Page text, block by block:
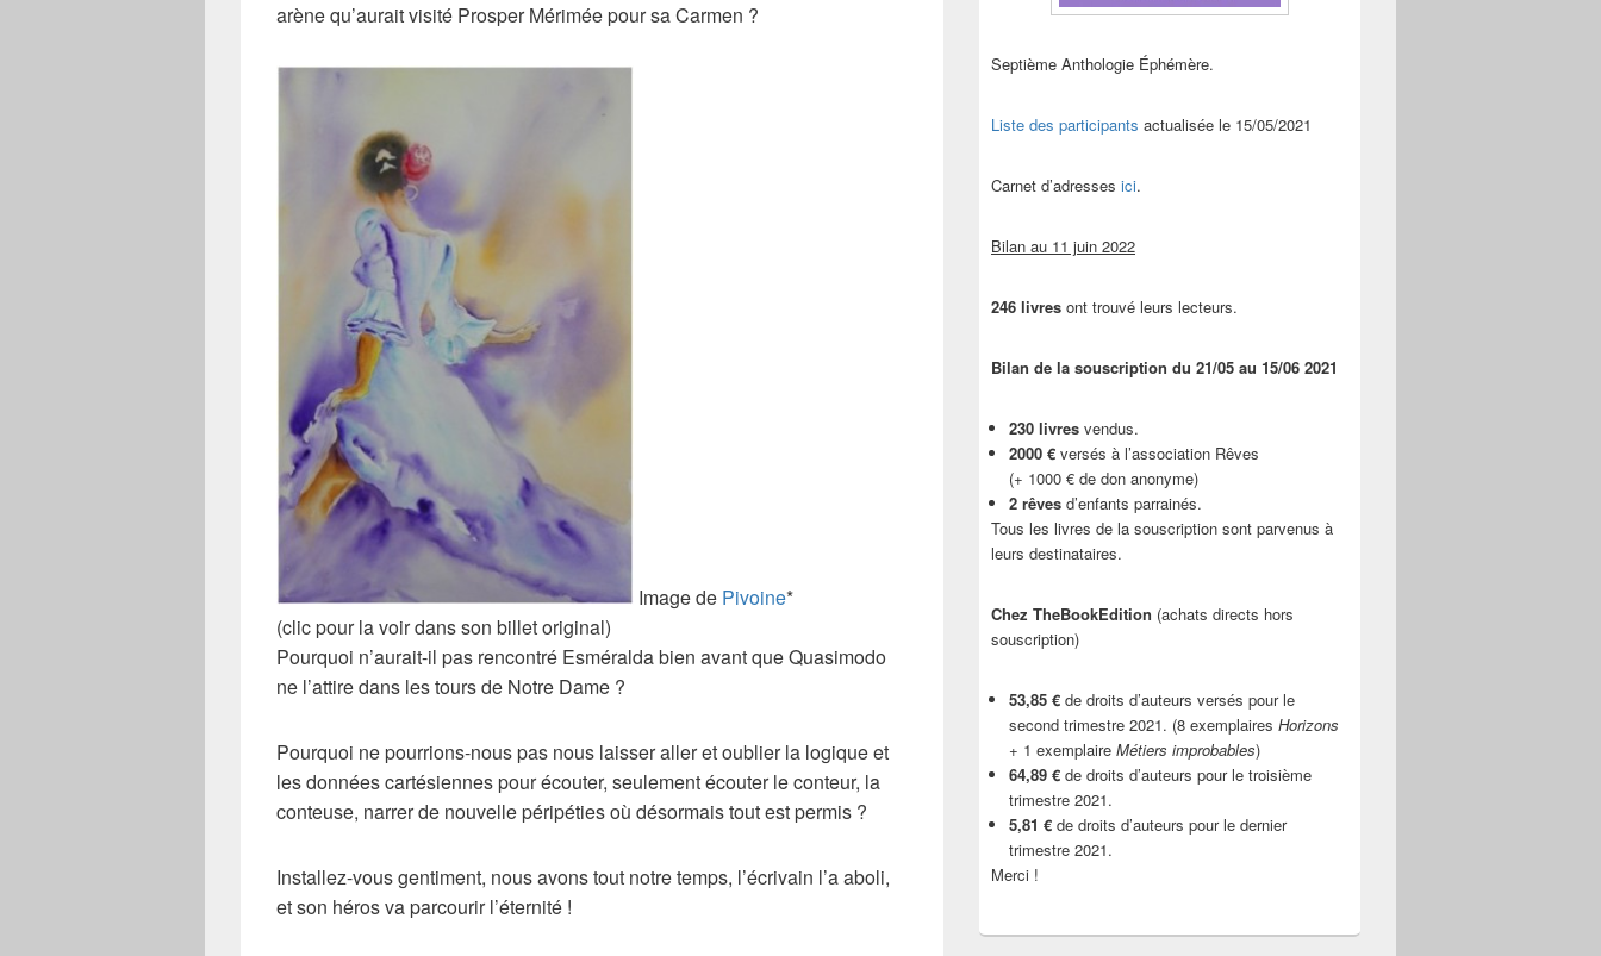
arène qu’aurait visité Prosper Mérimée pour sa Carmen ?
Image de Pivoine*
(clic pour la voir dans son billet original)
Pourquoi n’aurait-il pas rencontré Esméralda bien avant que Quasimodo
ne l’attire dans les tours de Notre Dame ?
Pourquoi ne pourrions-nous pas nous laisser aller et oublier la logique et
les données cartésiennes pour écouter, seulement écouter le conteur, la
conteuse, narrer de nouvelle péripéties où désormais tout est permis ?
Installez-vous gentiment, nous avons tout notre temps, l’écrivain l’a aboli,
et son héros va parcourir l’éternité !
Septième Anthologie Éphémère.
Liste des participants actualisée le 15/05/2021
Carnet d’adresses ici.
Bilan au 11 juin 2022
246 livres ont trouvé leurs lecteurs.
Bilan de la souscription du 21/05 au 15/06 2021
230 livres vendus.
2000 € versés à l’association Rêves
(+ 1000 € de don anonyme)
2 rêves d’enfants parrainés.
Tous les livres de la souscription sont parvenus à
leurs destinataires.
Chez TheBookEdition (achats directs hors
souscription)
53,85 € de droits d’auteurs versés pour le
second trimestre 2021. (8 exemplaires Horizons
+ 1 exemplaire Métiers improbables)
64,89 € de droits d’auteurs pour le troisième
trimestre 2021.
5,81 € de droits d’auteurs pour le dernier
trimestre 2021.
Merci !